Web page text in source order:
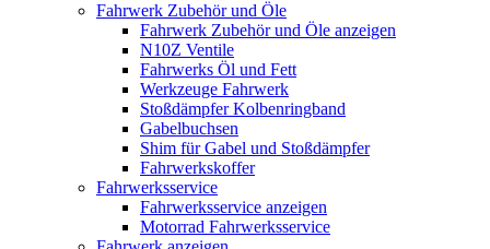
Fahrwerk Zubehör und Öle
Fahrwerk Zubehör und Öle anzeigen
N10Z Ventile
Fahrwerks Öl und Fett
Werkzeuge Fahrwerk
Stoßdämpfer Kolbenringband
Gabelbuchsen
Shim für Gabel und Stoßdämpfer
Fahrwerkskoffer
Fahrwerksservice
Fahrwerksservice anzeigen
Motorrad Fahrwerksservice